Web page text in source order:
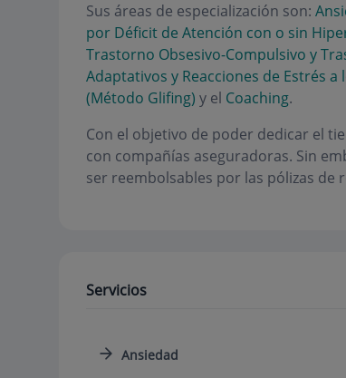
Sus áreas de especialización son:
por Déficit de Atención con o sin
Trastorno Obsesivo-Compulsivo y
Adaptativos y Reacciones de Estrés a
(Método Glifing) y el Coaching.
Con el objetivo de poder dedicar el
con compañías aseguradoras. Sin
ser reembolsables por las pólizas de
Servicios
Ansiedad